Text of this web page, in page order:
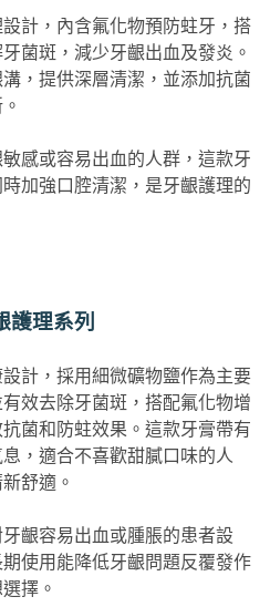
計，內含氟化物預防蛀牙，搭
菌斑，減少牙齦出血及發炎。
，提供深層清潔，並添加抗菌
感或容易出血的人群，這款牙
加強口腔清潔，是牙齦護理的
護理系列
計，採用細微礦物鹽作為主要
效去除牙菌斑，搭配氟化物增
菌和防蛀效果。這款牙膏帶有
，適合不喜歡甜膩口味的人
舒適。
齦容易出血或腫脹的患者設
使用能降低牙齦問題反覆發作
擇。